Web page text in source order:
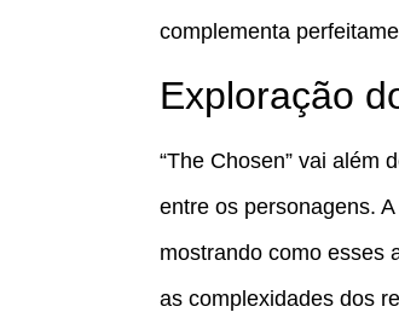
complementa
Exploração
“The Chosen” vai além
entre os personagens.
mostrando como esses
as complexidades dos